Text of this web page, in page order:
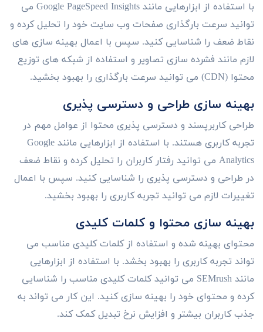
با استفاده از ابزارهایی مانند Google PageSpeed Insights می
توانید سرعت بارگذاری صفحات وب سایت خود را تحلیل کرده و
نقاط ضعف را شناسایی کنید. سپس با اعمال بهینه سازی های
لازم مانند فشرده سازی تصاویر و استفاده از شبکه های توزیع
محتوا (CDN) می توانید سرعت بارگذاری را بهبود بخشید.
بهینه سازی طراحی و دسترسی پذیری
طراحی کاربرپسند و دسترسی پذیری محتوا از عوامل مهم در
تجربه کاربری هستند. با استفاده از ابزارهایی مانند Google
Analytics می توانید رفتار کاربران را تحلیل کرده و نقاط ضعف
در طراحی و دسترسی پذیری را شناسایی کنید. سپس با اعمال
تغییرات لازم می توانید تجربه کاربری را بهبود بخشید.
بهینه سازی محتوا و کلمات کلیدی
محتوای بهینه شده و استفاده از کلمات کلیدی مناسب می
تواند تجربه کاربری را بهبود بخشد. با استفاده از ابزارهایی
مانند SEMrush می توانید کلمات کلیدی مناسب را شناسایی
کرده و محتوای خود را بهینه سازی کنید. این کار می تواند به
جذب کاربران بیشتر و افزایش نرخ تبدیل کمک کند.